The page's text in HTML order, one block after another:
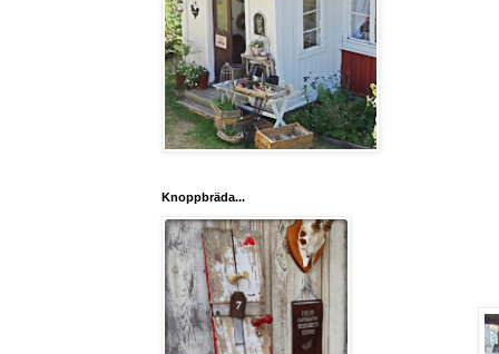
Knoppbräda...